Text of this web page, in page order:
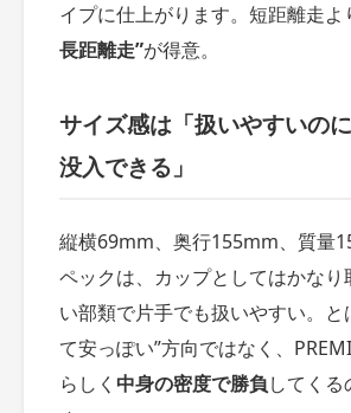
イプに仕上がります。短距離走よ
長距離走”が得意。
サイズ感は「扱いやすいの
没入できる」
縦横69mm、奥行155mm、質量
ペックは、カップとしてはかなり
い部類で片手でも扱いやすい。と
て安っぽい”方向ではなく、
らしく 中身の密度で勝負してく